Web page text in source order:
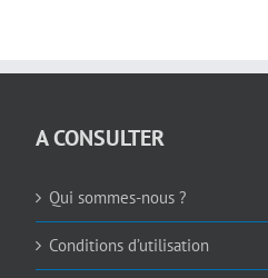
A CONSULTER
Qui sommes-nous ?
Conditions d’utilisation